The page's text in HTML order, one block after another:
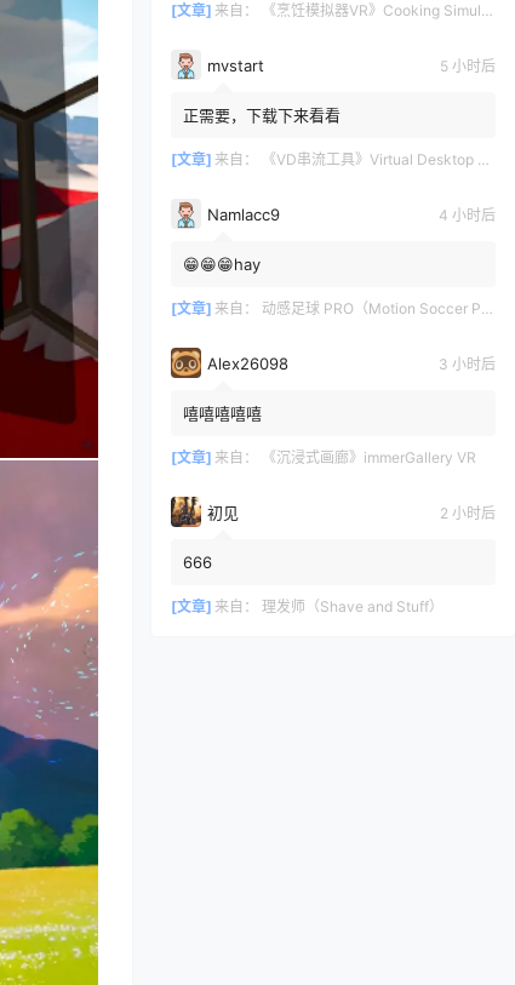
[文章] 来自： 《烹饪模拟器VR》Cooking Simulator VR
mvstart 5 小时后
正需要，下载下来看看
[文章] 来自： 《VD串流工具》Virtual Desktop 破解版
Namlacc9 4 小时后
😁😁😁hay
[文章] 来自： 动感足球 PRO（Motion Soccer PRO）
Alex26098 3 小时后
嘻嘻嘻嘻嘻
[文章] 来自： 《沉浸式画廊》immerGallery VR
初见 2 小时后
666
[文章] 来自： 理发师（Shave and Stuff）